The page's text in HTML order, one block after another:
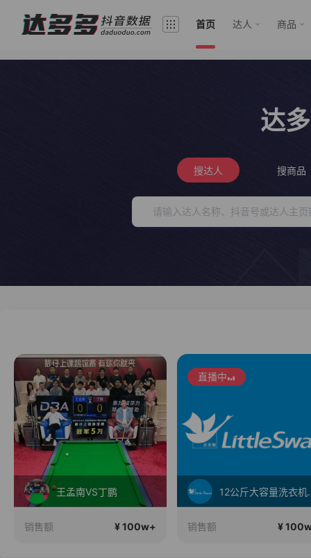
首页 达人 商品
达
搜达人 搜商品
王孟南VS丁鹏
销售额 ¥ 100w+
直播中
12公
销售额 ¥